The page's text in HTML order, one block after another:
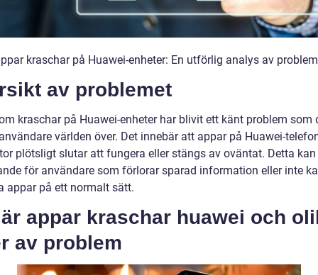
kraschar på Huawei-enheter: En utförlig analys av
av problemet
kraschar på Huawei-enheter har blivit ett känt problem som
världen över. Det innebär att appar på Huawei-
plötsligt slutar att fungera eller stängs av oväntat. Detta kan
för användare som förlorar sparad information eller inte
appar på ett normalt sätt.
appar kraschar huawei och
av problem